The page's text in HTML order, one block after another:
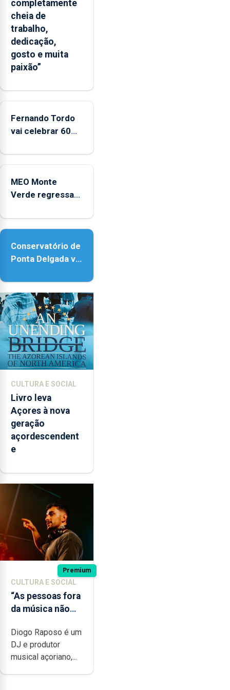
Flores
apresenta
um
“decréscimo
significativo”
da
entre
e
2025
completamente
cheia de
trabalho,
dedicação,
gosto e muita
paixão”
Fernando Tordo
vai celebrar 60
no Coliseu
MEO Monte
Verde regressa
acessibilidade
Conservatório de
Ponta Delgada vai
novos
instrumentos
CULTURA E SOCIAL
Livro leva
Açores à nova
geração
açordescendent
e
Premium
CULTURA E SOCIAL
“As pessoas fora
da música não
quão difícil é
produzir uma
música”
Diogo Raposo é um
DJ e produtor
musical açoriano,...